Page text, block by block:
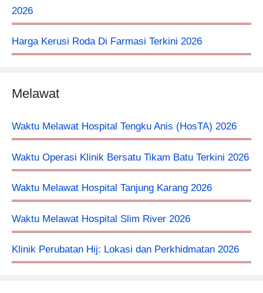
2026
Harga Kerusi Roda Di Farmasi Terkini 2026
Melawat
Waktu Melawat Hospital Tengku Anis (HosTA) 2026
Waktu Operasi Klinik Bersatu Tikam Batu Terkini 2026
Waktu Melawat Hospital Tanjung Karang 2026
Waktu Melawat Hospital Slim River 2026
Klinik Perubatan Hij: Lokasi dan Perkhidmatan 2026